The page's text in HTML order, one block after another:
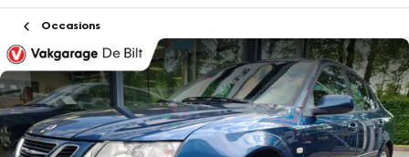
Occasions